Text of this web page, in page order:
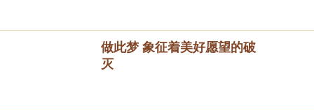
做此梦 象征着美好愿望的破
灭